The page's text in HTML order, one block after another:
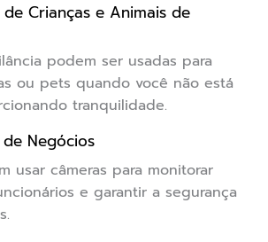
Crianças e Animais de
podem ser usadas para
ou pets quando você não está
tranquilidade.
Negócios
usar câmeras para monitorar
e garantir a segurança